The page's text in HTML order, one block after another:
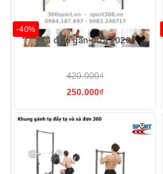
-40%
Xà đơn gắn cửa 2020
420.000₫
250.000₫